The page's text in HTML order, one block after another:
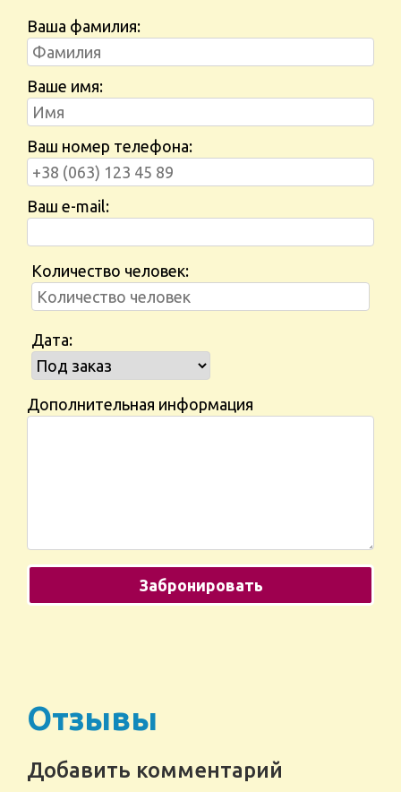
Ваша фамилия:
Ваше имя:
Ваш номер телефона:
Ваш e-mail:
Количество человек:
Дата:
Дополнительная информация
Отзывы
Добавить комментарий